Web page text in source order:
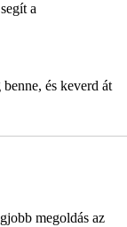
a
és keverd át
megoldás az